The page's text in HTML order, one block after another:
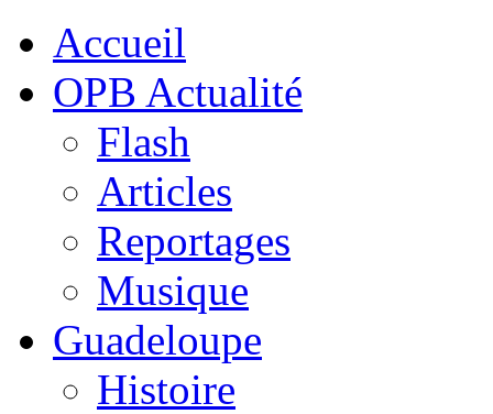
Accueil
OPB Actualité
Flash
Articles
Reportages
Musique
Guadeloupe
Histoire